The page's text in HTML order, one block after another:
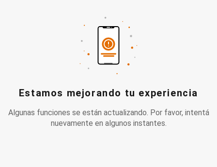
Estamos mejorando tu experiencia
Algunas funciones se están actualizando. Por favor, intentá
nuevamente en algunos instantes.